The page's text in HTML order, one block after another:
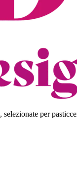
, selezionate per